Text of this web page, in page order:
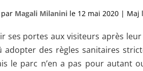
Magali Milanini le 12 mai 2020 | Maj
ses portes aux visiteurs après
adopter des règles sanitaires
le parc n’en a pas pour autant